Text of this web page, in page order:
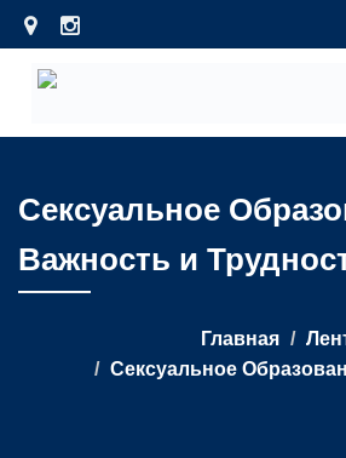
Сексуальное
Важность и
Главная
Сексуальное